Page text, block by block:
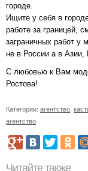
городе.
Ищите у себя в
работе за границей,
заграничных работ у
не в России а в
С любовью к Вам
Ростова!
Категории: агентство
агентство
Читайте также